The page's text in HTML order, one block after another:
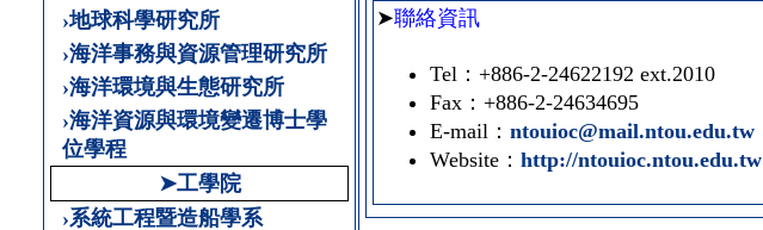
›地球科學研究所
›海洋事務與資源管理研究所
›海洋環境與生態研究所
›海洋資源與環境變遷博士學
位學程
➤工學院
›系統工程暨造船學系
➤聯絡資訊
Tel：+886-2-24622192 ext.2010
Fax：+886-2-24634695
E-mail： ntouioc@mail.ntou.edu.tw
Website： http://ntouioc.ntou.edu.tw